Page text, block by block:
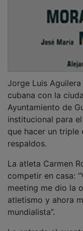
cubana con la
Ayuntamiento de
institucional para
que hacer un
respaldos.
competir en casa:
meeting me dio la
atletismo y ahora
mundialista”.